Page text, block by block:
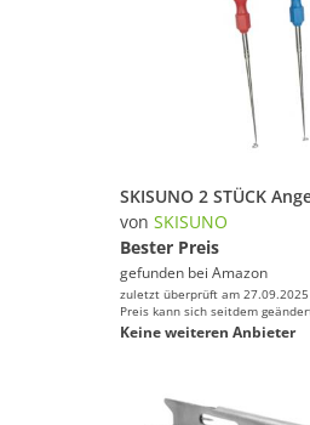
von SKISUNO
Bester Preis
gefunden bei Amazon
zuletzt überprüft am
Preis kann sich seitdem
Keine weiteren Anbieter